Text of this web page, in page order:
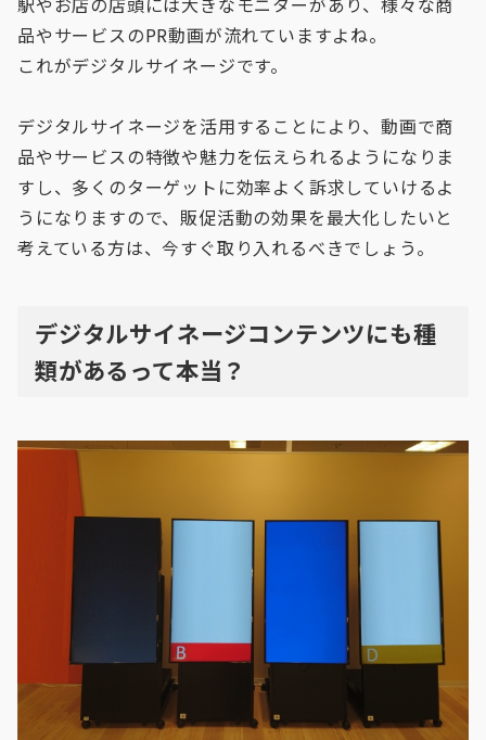
品やサービスのPR動画が流れていますよね。
これがデジタルサイネージです。
デジタルサイネージを活用することにより、動画で商
品やサービスの特徴や魅力を伝えられるようになりま
すし、多くのターゲットに効率よく訴求していけるよ
うになりますので、販促活動の効果を最大化したいと
考えている方は、今すぐ取り入れるべきでしょう。
デジタルサイネージコンテンツにも種
類があるって本当？